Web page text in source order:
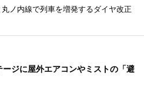
ノ内線で列車を増発するダイヤ改正
ージに屋外エアコンやミストの「避